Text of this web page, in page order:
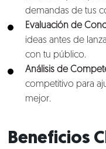
demandas de tus
Evaluación de
ideas antes de
con tu público.
Análisis de
competitivo para
mejor.
Beneficios